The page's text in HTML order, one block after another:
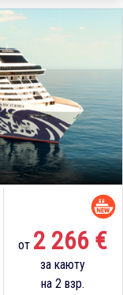
от 2 266 €
за каюту
на 2 взр.